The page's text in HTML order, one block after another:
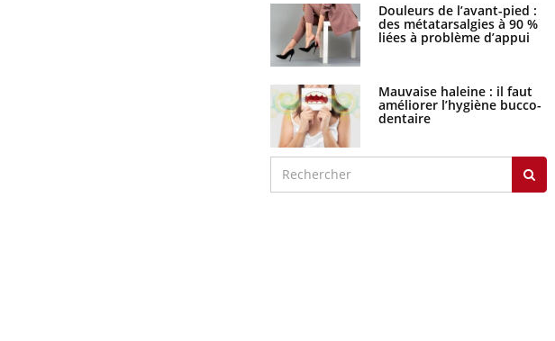
Douleurs de l’avant-pied :
des métatarsalgies à 90 %
liées à problème d’appui
Mauvaise haleine : il faut
améliorer l’hygiène bucco-
dentaire